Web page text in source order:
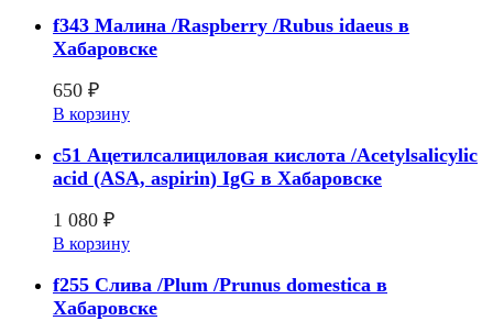
f343 Малина /Raspberry /Rubus idaeus в
Хабаровске
650 ₽
В корзину
c51 Ацетилсалициловая кислота /Acetylsalicylic
acid (ASA, aspirin) IgG в Хабаровске
1 080 ₽
В корзину
f255 Слива /Plum /Prunus domestica в
Хабаровске